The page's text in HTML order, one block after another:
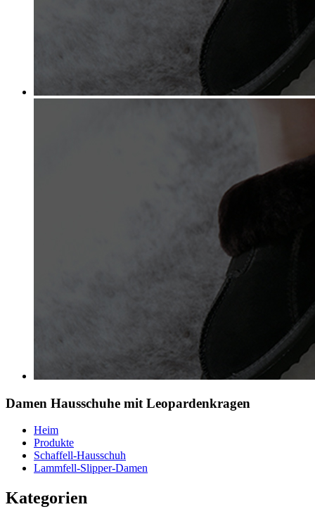
Damen Hausschuhe mit Leopardenkragen
Heim
Produkte
Schaffell-Hausschuh
Lammfell-Slipper-Damen
Kategorien